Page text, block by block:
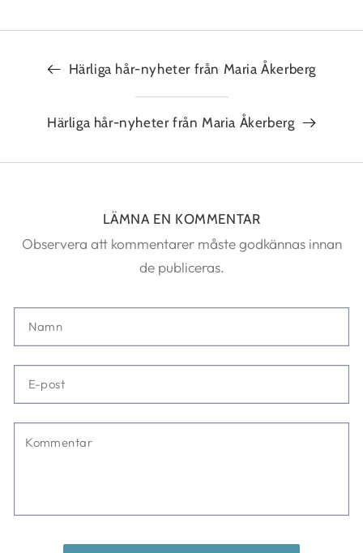
Härliga hår-nyheter från Maria Åkerberg
Härliga hår-nyheter från Maria Åkerberg
LÄMNA EN KOMMENTAR
Observera att kommentarer måste godkännas innan
de publiceras.
Namn
post